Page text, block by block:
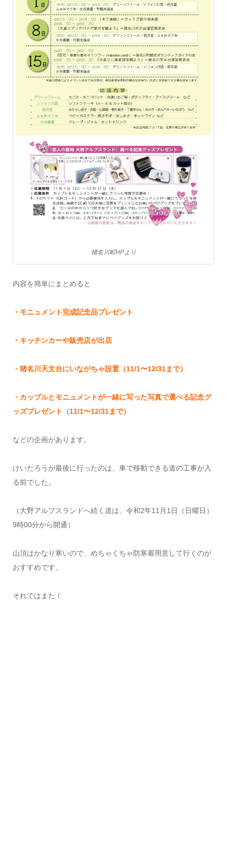
猪名川町HPより
内容を簡単にまとめると
・モニュメント完成記念品プレゼント
・キッチンカーや販売店が出店
・猪名川天文台にいながちゃ設置（11/1〜12/31まで）
・カップルとモニュメントが一緒に写った写真で選べる記念グ
ッズプレゼント（11/1〜12/31まで）
などの企画があります。
けいたろうが最後に行ったのは、車で移動できる道の工事が入
る前でした。
（大野アルプスランドへ続く道は、令和2年11月1日（日曜日）
9時00分から開通）
山頂はかなり寒いので、めちゃくちゃ防寒着用意して行くのが
おすすめです。
それではまた！